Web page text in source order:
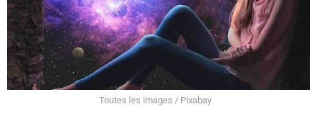
Toutes les images / Pixabay